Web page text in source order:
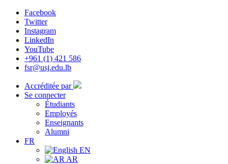
Facebook
Twitter
Instagram
LinkedIn
YouTube
+961 (1) 421 586
fsr@usj.edu.lb
Accréditée par
Se connecter
Étudiants
Employés
Enseignants
Alumni
FR
EN
AR